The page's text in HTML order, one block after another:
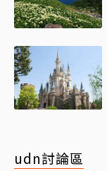
udn討論區